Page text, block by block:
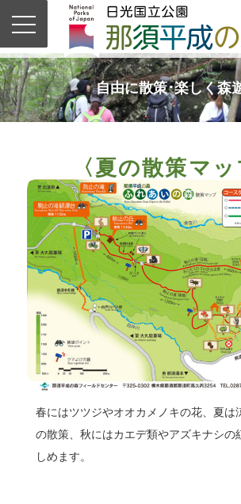
自由に散策･楽しく森
〈夏の散策マッ
春にはツツジやオオカメノキの花、夏は
の散策、秋にはカエデ類やアズキナシの
しめます。